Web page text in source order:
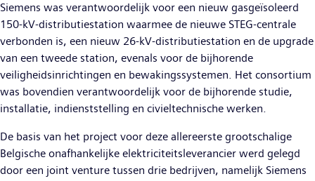
Siemens was verantwoordelijk voor een nieuw gasgeïsoleerd
150-kV-distributiestation waarmee de nieuwe STEG-centrale
verbonden is, een nieuw 26-kV-distributiestation en de upgrade
van een tweede station, evenals voor de bijhorende
veiligheidsinrichtingen en bewakingssystemen. Het consortium
was bovendien verantwoordelijk voor de bijhorende studie,
installatie, indienststelling en civieltechnische werken.
De basis van het project voor deze allereerste grootschalige
Belgische onafhankelijke elektriciteitsleverancier werd gelegd
door een joint venture tussen drie bedrijven, namelijk Siemens